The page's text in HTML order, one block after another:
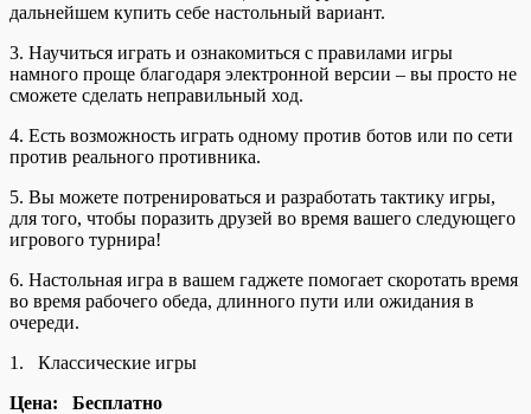
дальнейшем купить себе настольный вариант.
3. Научиться играть и ознакомиться с правилами игры
намного проще благодаря электронной версии – вы просто не
сможете сделать неправильный ход.
4. Есть возможность играть одному против ботов или по сети
против реального противника.
5. Вы можете потренироваться и разработать тактику игры,
для того, чтобы поразить друзей во время вашего следующего
игрового турнира!
6. Настольная игра в вашем гаджете помогает скоротать время
во время рабочего обеда, длинного пути или ожидания в
очереди.
1. Классические игры
Цена: Бесплатно